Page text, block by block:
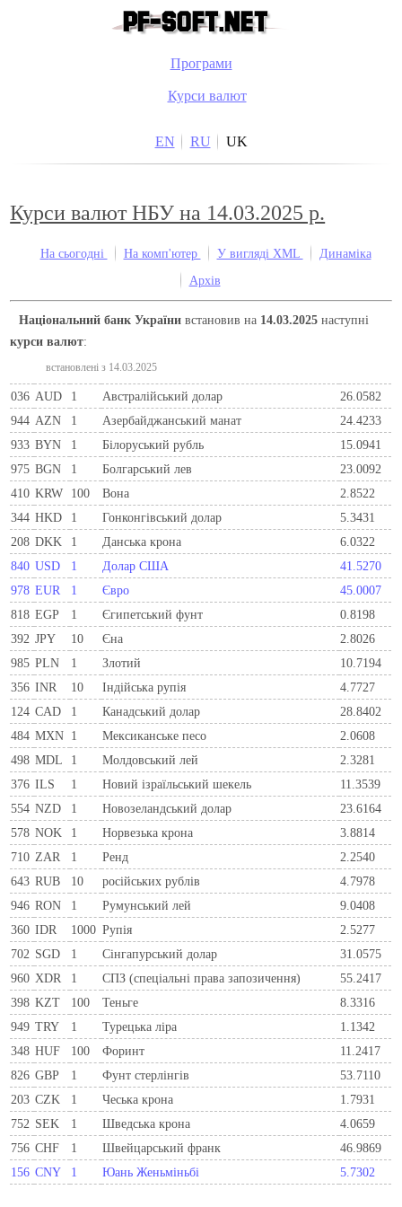
Програми
Курси валют
EN RU UK
Курси валют НБУ на 14.03.2025 р.
На сьогодні На комп'ютер У вигляді XML
Динаміка
Архів
Національний банк України встановив на 14.03.2025 наступні
курси валют:
встановлені з 14.03.2025
036 AUD 1 Австралійський долар
26.0582
944 AZN 1 Азербайджанський манат
24.4233
933 BYN 1 Бiлоруський рубль
15.0941
975 BGN 1 Болгарський лев
23.0092
410 KRW 100 Вона
2.8522
344 HKD 1 Гонконгівський долар
5.3431
208 DKK 1 Данська крона
6.0322
840 USD 1 Долар США
41.5270
978 EUR 1 Євро
45.0007
818 EGP 1 Єгипетський фунт
0.8198
392 JPY 10 Єна
2.8026
985 PLN 1 Злотий
10.7194
356 INR 10 Індійська рупія
4.7727
124 CAD 1 Канадський долар
28.8402
484 MXN 1 Мексиканське песо
2.0608
498 MDL 1 Молдовський лей
2.3281
376 ILS 1 Новий ізраїльський шекель
11.3539
554 NZD 1 Новозеландський долар
23.6164
578 NOK 1 Норвезька крона
3.8814
710 ZAR 1 Ренд
2.2540
643 RUB 10 російських рублів
4.7978
946 RON 1 Румунський лей
9.0408
360 IDR 1000 Рупія
2.5277
702 SGD 1 Сінгапурський долар
31.0575
960 XDR 1 СПЗ (спеціальні права запозичення)
55.2417
398 KZT 100 Теньге
8.3316
949 TRY 1 Турецька ліра
1.1342
348 HUF 100 Форинт
11.2417
826 GBP 1 Фунт стерлінгів
53.7110
203 CZK 1 Чеська крона
1.7931
752 SEK 1 Шведська крона
4.0659
756 CHF 1 Швейцарський франк
46.9869
156 CNY 1 Юань Женьміньбі 5.7302